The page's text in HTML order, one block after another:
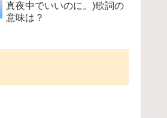
真夜中でいいのに。)歌詞の
意味は？